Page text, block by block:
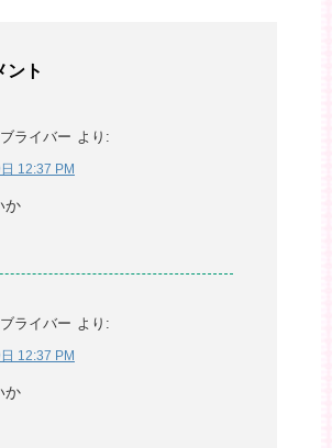
ント
ライバー より:
12:37 PM
か
ライバー より:
12:37 PM
か